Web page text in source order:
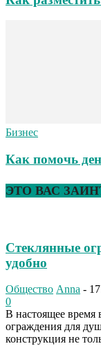
Бизнес
Как помочь
ЭТО ВАС
Стеклянные
удобно
Общество Anna -
0
В настоящее время
ограждения для
конструкция не